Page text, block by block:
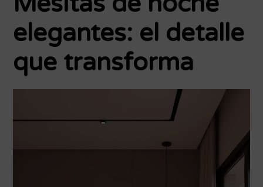
elegantes: el detalle
que transforma